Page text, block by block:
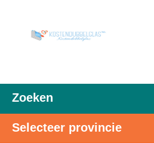
Zoeken
Selecteer provincie